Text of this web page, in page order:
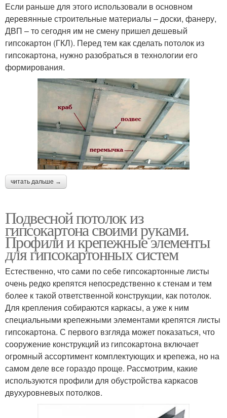
Если раньше для этого использовали в основном
деревянные строительные материалы – доски, фанеру,
ДВП – то сегодня им не смену пришел дешевый
гипсокартон (ГКЛ). Перед тем как сделать потолок из
гипсокартона, нужно разобраться в технологии его
формирования.
читать дальше →
Подвесной потолок из
гипсокартона своими руками.
Профили и крепежные элементы
для гипсокартонных систем
Естественно, что сами по себе гипсокартонные листы
очень редко крепятся непосредственно к стенам и тем
более к такой ответственной конструкции, как потолок.
Для крепления собираются каркасы, а уже к ним
специальными крепежными элементами крепятся листы
гипсокартона. С первого взгляда может показаться, что
сооружение конструкций из гипсокартона включает
огромный ассортимент комплектующих и крепежа, но на
самом деле все гораздо проще. Рассмотрим, какие
используются профили для обустройства каркасов
двухуровневых потолков.